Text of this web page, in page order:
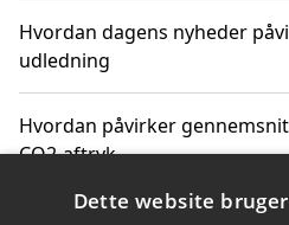
Hvordan dagens nyheder
udledning
Hvordan påvirker
CO2-aftryk
Hvordan nyheder om CO2-
Dette website